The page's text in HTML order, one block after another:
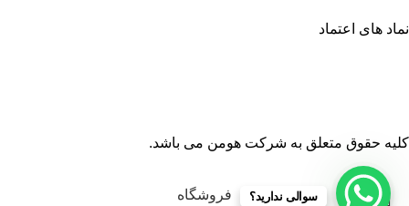
نماد های اعتماد
کلیه حقوق متعلق به شرکت هومن می باشد.
سوالی ندارید؟ فروشگاه